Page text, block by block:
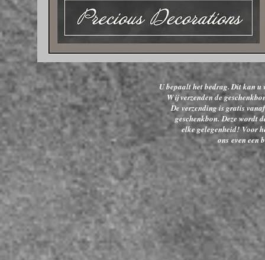
U bepaalt het bedrag. Dit kan u
Wij verzenden de
De verzending is gratis
geschenkbon.Deze wordt
elke gelegenheid!Voor
onseven een